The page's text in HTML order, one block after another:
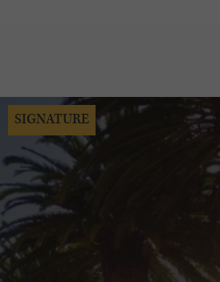
SIGNATURE